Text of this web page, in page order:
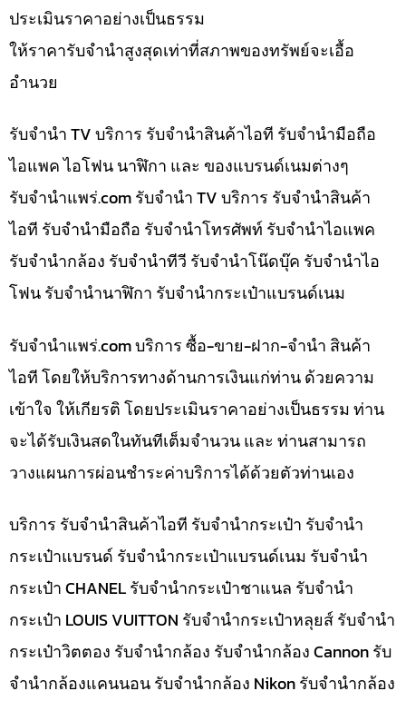
ประเมินราคาอย่างเป็นธรรม
ให้ราคารับจำนำสูงสุดเท่าที่สภาพของทรัพย์จะเอื้อ
อำนวย
รับจำนำ TV บริการ รับจำนำสินค้าไอที รับจำนำมือถือ
ไอแพค ไอโฟน นาฬิกา และ ของแบรนด์เนมต่างๆ
รับจํานําแพร่.com รับจำนำ TV บริการ รับจำนำสินค้า
ไอที รับจำนำมือถือ รับจำนำโทรศัพท์ รับจำนำไอแพค
รับจำนำกล้อง รับจำนำทีวี รับจำนำโน๊ดบุ๊ค รับจำนำไอ
โฟน รับจำนำนาฬิกา รับจำนำกระเป๋าแบรนด์เนม
รับจํานําแพร่.com บริการ ซื้อ-ขาย-ฝาก-จำนำ สินค้า
ไอที โดยให้บริการทางด้านการเงินแก่ท่าน ด้วยความ
เข้าใจ ให้เกียรติ โดยประเมินราคาอย่างเป็นธรรม ท่าน
จะได้รับเงินสดในทันทีเต็มจำนวน และ ท่านสามารถ
วางแผนการผ่อนชำระค่าบริการได้ด้วยตัวท่านเอง
บริการ รับจำนำสินค้าไอที รับจำนำกระเป๋า รับจำนำ
กระเป๋าแบรนด์ รับจำนำกระเป๋าแบรนด์เนม รับจำนำ
กระเป๋า CHANEL รับจำนำกระเป๋าชาแนล รับจำนำ
กระเป๋า LOUIS VUITTON รับจำนำกระเป๋าหลุยส์ รับจำนำ
กระเป๋าวิตตอง รับจำนำกล้อง รับจำนำกล้อง Cannon รับ
จำนำกล้องแคนนอน รับจำนำกล้อง Nikon รับจำนำกล้อง